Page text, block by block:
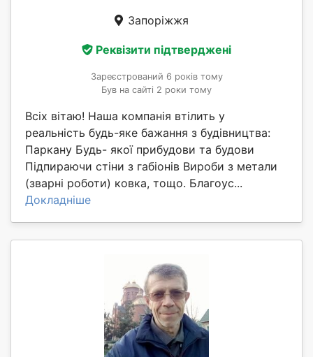
Запоріжжя
Реквізити підтверджені
Зареєстрований 6 років тому
Був на сайті 2 роки тому
Всіх вітаю! Наша компанія втілить у
реальність будь-яке бажання з будівництва:
Паркану Будь- якої прибудови та будови
Підпираючи стіни з габіонів Вироби з метали
(зварні роботи) ковка, тощо. Благоус...
Докладніше